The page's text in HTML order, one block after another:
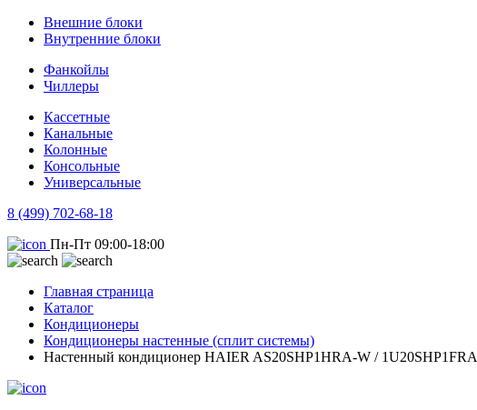
Внешние блоки
Внутренние блоки
Фанкойлы
Чиллеры
Кассетные
Канальные
Колонные
Консольные
Универсальные
8 (499) 702-68-18
Пн-Пт 09:00-18:00
Главная страница
Каталог
Кондиционеры
Кондиционеры настенные (сплит системы)
Настенный кондиционер HAIER AS20SHP1HRA-W / 1U20SHP1FRA